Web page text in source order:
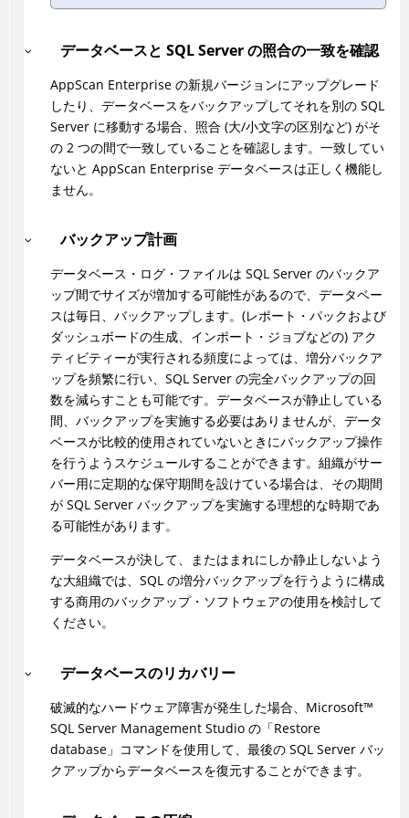
データベースと SQL Server の照合の一致を確認
AppScan Enterprise の新規バージョンにアップグレード
したり、データベースをバックアップしてそれを別の SQL
Server に移動する場合、照合 (大/小文字の区別など) がそ
の 2 つの間で一致していることを確認します。一致してい
ないと AppScan Enterprise データベースは正しく機能し
ません。
バックアップ計画
データベース・ログ・ファイルは SQL Server のバックア
ップ間でサイズが増加する可能性があるので、データベー
スは毎日、バックアップします。(レポート・パックおよび
ダッシュボードの生成、インポート・ジョブなどの) アク
ティビティーが実行される頻度によっては、増分バックア
ップを頻繁に行い、SQL Server の完全バックアップの回
数を減らすことも可能です。データベースが静止している
間、バックアップを実施する必要はありませんが、データ
ベースが比較的使用されていないときにバックアップ操作
を行うようスケジュールすることができます。組織がサー
バー用に定期的な保守期間を設けている場合は、その期間
が SQL Server バックアップを実施する理想的な時期であ
る可能性があります。
データベースが決して、またはまれにしか静止しないよう
な大組織では、SQL の増分バックアップを行うように構成
する商用のバックアップ・ソフトウェアの使用を検討して
ください。
データベースのリカバリー
破滅的なハードウェア障害が発生した場合、 Microsoft™
SQL Server Management Studio の「Restore
database」コマンドを使用して、最後の SQL Server バッ
クアップからデータベースを復元することができます。